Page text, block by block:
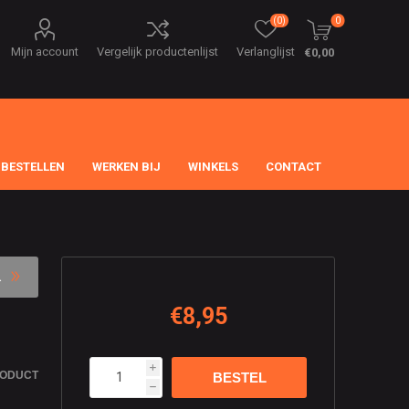
Mijn account Vergelijk productenlijst Verlanglijst
(0) 0
€0,00
WERKEN BIJ WINKELS CONTACT
€8,95
i
h